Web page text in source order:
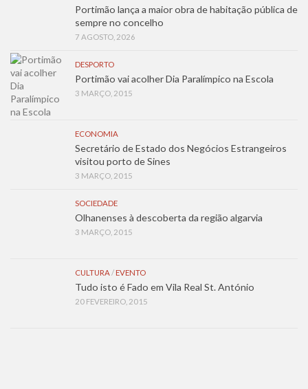
Portimão lança a maior obra de habitação pública de
sempre no concelho
7 AGOSTO, 2026
DESPORTO
Portimão vai acolher Dia Paralímpico na Escola
3 MARÇO, 2015
ECONOMIA
Secretário de Estado dos Negócios Estrangeiros
visitou porto de Sines
3 MARÇO, 2015
SOCIEDADE
Olhanenses à descoberta da região algarvia
3 MARÇO, 2015
CULTURA/ EVENTO
Tudo isto é Fado em Vila Real St. António
20 FEVEREIRO, 2015